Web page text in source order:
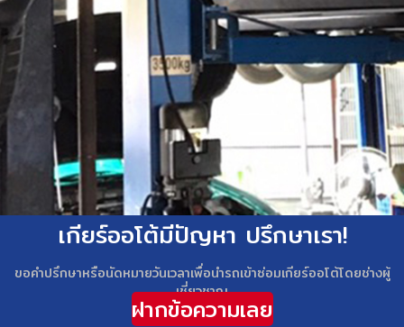
เกียร์ออโต้มีปัญหา ปรึกษาเรา!
ขอคำปรึกษาหรือนัดหมายวันเวลาเพื่อนำรถเข้าซ่อมเกียร์ออโต้โดยช่างผู้
เชี่ยวชาญ
ฝากข้อความเลย